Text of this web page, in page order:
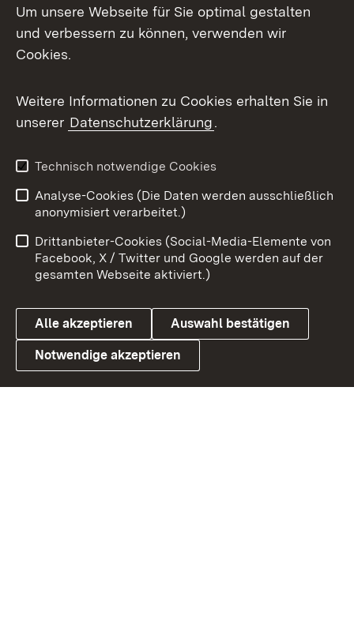
Facebook
X / Twitter
Youtube
Link zum Landesportal
Impressum
Kontakt
Barrierefreiheit
Datenschutz
Cookies
Um unsere Webseite für Sie optimal gestalten
und verbessern zu können, verwenden wir
Cookies.
Weitere Informationen zu Cookies erhalten Sie in
unserer Datenschutzerklärung.
Technisch notwendige Cookies
Analyse-Cookies (Die Daten werden ausschließlich
anonymisiert verarbeitet.)
Drittanbieter-Cookies (Social-Media-Elemente von
Facebook, X / Twitter und Google werden auf der
gesamten Webseite aktiviert.)
Alle akzeptieren Auswahl bestätigen
Notwendige akzeptieren